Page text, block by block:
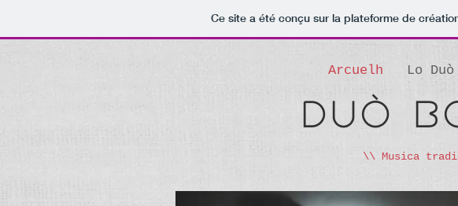
Ce site a été conçu sur la plateforme de
Arcuelh Lo Duò
Duò
\\ Musica